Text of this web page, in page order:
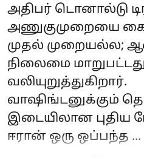
அதிபர் டொனால்டு
அணுகுமுறையை
முதல் முறையல்ல;
நிலைமை
வலியுறுத்துகிறார்.
வாஷிங்டனுக்கும்
இடையிலான புதிய
ஈரான் ஒரு ஒப்பந்த ...